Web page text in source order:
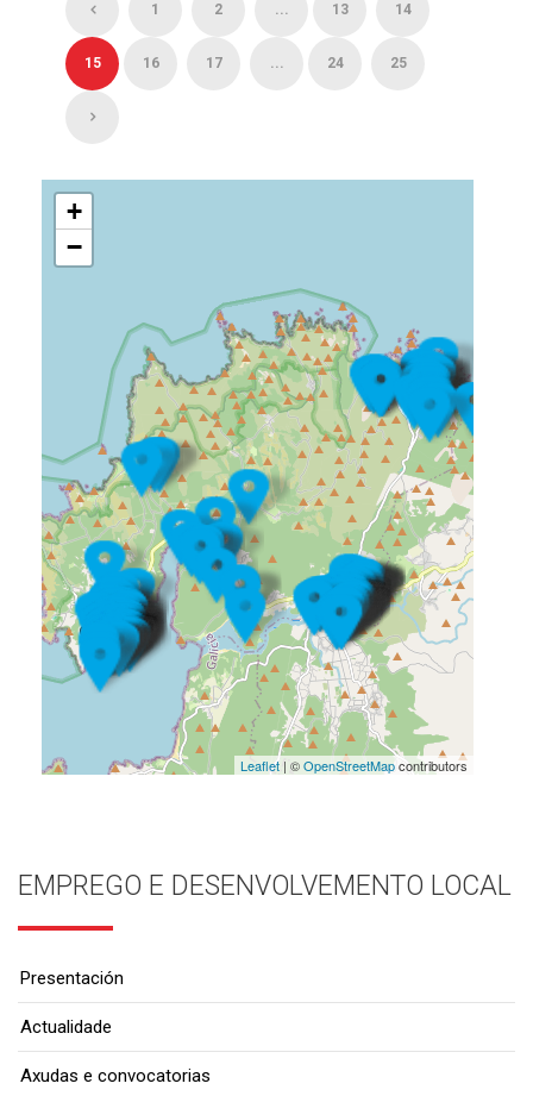
1 2 ... 13 14
15 16 17 ... 24 25
+
−
Leaflet| ©OpenStreetMapcontributors
EMPREGO E DESENVOLVEMENTO LOCAL
Presentación
Actualidade
Axudas e convocatorias